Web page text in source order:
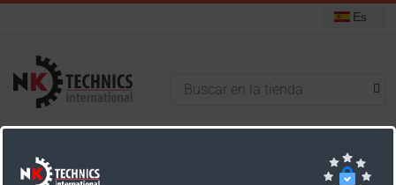
Es
+31 (0) 314 393751